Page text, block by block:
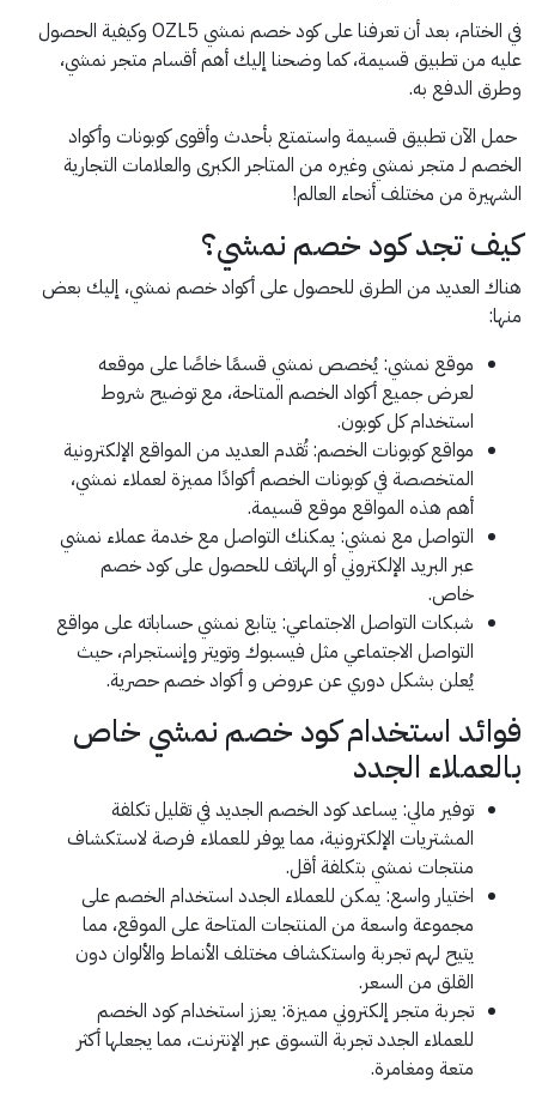
في الختام، بعد أن تعرفنا على كود خصم نمشي OZL5 وكيفية الحصول
عليه من تطبيق قسيمة، كما وضحنا إليك أهم أقسام متجر نمشي،
وطرق الدفع به.
حمل الآن تطبيق قسيمة واستمتع بأحدث وأقوى كوبونات وأكواد
الخصم لـ متجر نمشي وغيره من المتاجر الكبرى والعلامات التجارية
الشهيرة من مختلف أنحاء العالم!
كيف تجد كود خصم نمشي؟
هناك العديد من الطرق للحصول على أكواد خصم نمشي، إليك بعض
منها:
موقع نمشي: يُخصص نمشي قسمًا خاصًا على موقعه
لعرض جميع أكواد الخصم المتاحة، مع توضيح شروط
استخدام كل كوبون.
مواقع كوبونات الخصم: تُقدم العديد من المواقع الإلكترونية
المتخصصة في كوبونات الخصم أكوادًا مميزة لعملاء نمشي،
أهم هذه المواقع موقع قسيمة.
التواصل مع نمشي: يمكنك التواصل مع خدمة عملاء نمشي
عبر البريد الإلكتروني أو الهاتف للحصول على كود خصم
خاص.
شبكات التواصل الاجتماعي: يتابع نمشي حساباته على مواقع
التواصل الاجتماعي مثل فيسبوك وتويتر وإنستجرام، حيث
يُعلن بشكل دوري عن عروض و أكواد خصم حصرية.
فوائد استخدام كود خصم نمشي خاص
بالعملاء الجدد
توفير مالي: يساعد كود الخصم الجديد في تقليل تكلفة
المشتريات الإلكترونية، مما يوفر للعملاء فرصة لاستكشاف
منتجات نمشي بتكلفة أقل.
اختيار واسع: يمكن للعملاء الجدد استخدام الخصم على
مجموعة واسعة من المنتجات المتاحة على الموقع، مما
يتيح لهم تجربة واستكشاف مختلف الأنماط والألوان دون
القلق من السعر.
تجربة متجر إلكتروني مميزة: يعزز استخدام كود الخصم
للعملاء الجدد تجربة التسوق عبر الإنترنت، مما يجعلها أكثر
متعة ومغامرة.